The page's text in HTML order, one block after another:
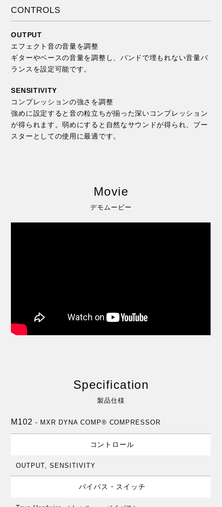
CONTROLS
OUTPUT
エフェクト音の音量を調整
ギターやベースの音量を調整し、バンドで埋もれない音量バ
ランスを設定可能です。
SENSITIVITY
コンプレッションの強さを調整
強めに設定すると音の粒立ちが揃った深いコンプレッション
が得られます。弱めにすると自然なサウンドが得られ、ブー
スターとしての使用に最適です。
Movie
デモムービー
Specification
製品仕様
M102- MXR DYNA COMP® COMPRESSOR
コントロール
OUTPUT, SENSITIVITY
バイパス・スイッチ